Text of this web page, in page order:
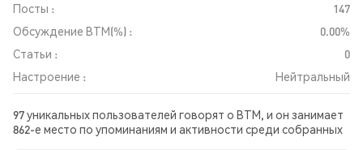
Посты :
147
Обсуждение BTM(%) :
0.00%
Статьи :
0
Настроение :
Нейтральный
97 уникальных пользователей говорят о BTM, и он занимает
862-е место по упоминаниям и активности среди собранных